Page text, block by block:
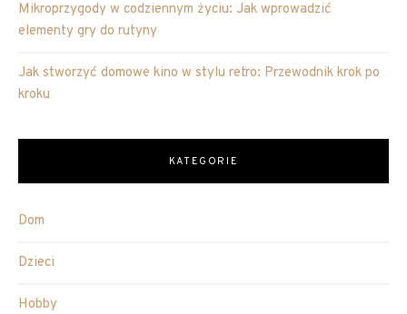
Mikroprzygody w codziennym życiu: Jak wprowadzić
elementy gry do rutyny
Jak stworzyć domowe kino w stylu retro: Przewodnik krok po
kroku
KATEGORIE
Dom
Dzieci
Hobby